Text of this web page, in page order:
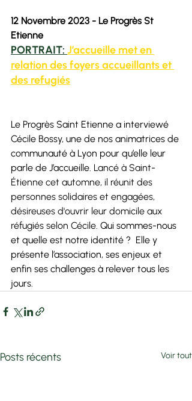
12 Novembre 2023 - Le Progrès St
Etienne
PORTRAIT: J’accueille met en
relation des foyers accueillants et
des refugiés
Le Progrès Saint Etienne a interviewé
Cécile Bossy, une de nos animatrices de
communauté à Lyon pour qu’elle leur
parle de J’accueille. Lancé à Saint-
Étienne cet automne, il réunit des
personnes solidaires et engagées,
désireuses d'ouvrir leur domicile aux
réfugiés selon Cécile. Qui sommes-nous
et quelle est notre identité ?  Elle y
présente l’association, ses enjeux et
enfin ses challenges à relever tous les
jours.
Posts récents Voir tout